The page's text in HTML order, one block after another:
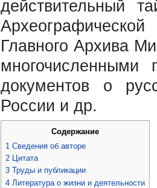
действительный
Главного Архива
многочисленными
документов о
России и др.
Содержание
1 Сведения об авторе
2
Цитата
3 Труды и публикации
4 Литература о жизни и деятельности